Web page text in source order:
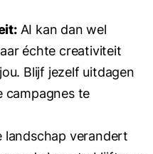
AI kan dan wel
échte creativiteit
Blijf jezelf uitdagen
campagnes te
verandert